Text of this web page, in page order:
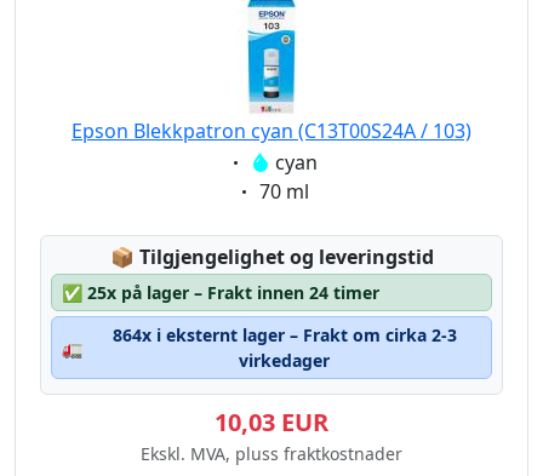
Epson Blekkpatron cyan (C13T00S24A / 103)
Eigenschaft:
cyan
Eigenschaft:
70 ml
📦 Lagerstatus:
Tilgjengelighet og leveringstid
✅ 25x på lager – Frakt innen 24 timer
🚛
864x i eksternt lager – Frakt om cirka 2-3
virkedager
10,03 EUR
Ekskl. MVA, pluss fraktkostnader